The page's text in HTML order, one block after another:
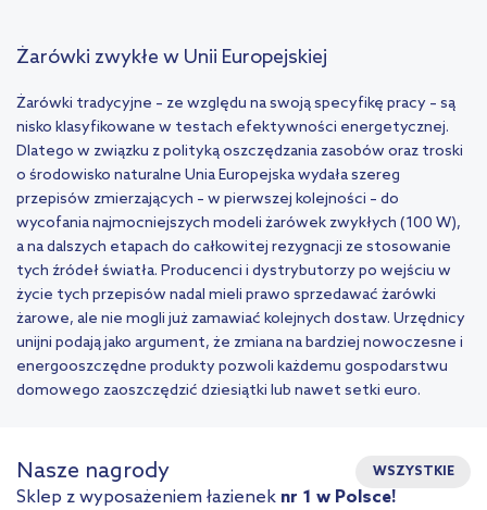
Żarówki zwykłe w Unii Europejskiej
Żarówki tradycyjne – ze względu na swoją specyfikę pracy – są
nisko klasyfikowane w testach efektywności energetycznej.
Dlatego w związku z polityką oszczędzania zasobów oraz troski
o środowisko naturalne Unia Europejska wydała szereg
przepisów zmierzających – w pierwszej kolejności – do
wycofania najmocniejszych modeli żarówek zwykłych (100 W),
a na dalszych etapach do całkowitej rezygnacji ze stosowanie
tych źródeł światła. Producenci i dystrybutorzy po wejściu w
życie tych przepisów nadal mieli prawo sprzedawać żarówki
żarowe, ale nie mogli już zamawiać kolejnych dostaw. Urzędnicy
unijni podają jako argument, że zmiana na bardziej nowoczesne i
energooszczędne produkty pozwoli każdemu gospodarstwu
domowego zaoszczędzić dziesiątki lub nawet setki euro.
Nasze nagrody WSZYSTKIE
Sklep z wyposażeniem łazienek nr 1 w Polsce!